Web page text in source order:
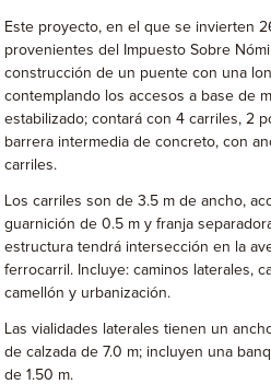
Este proyecto, en el que se invierten
provenientes del Impuesto Sobre
construcción de un puente con una
contemplando los accesos a base de
estabilizado; contará con 4 carriles, 2
barrera intermedia de concreto, con
carriles.
Los carriles son de 3.5 m de ancho,
guarnición de 0.5 m y franja
estructura tendrá intersección en la
ferrocarril. Incluye: caminos laterales,
camellón y urbanización.
Las vialidades laterales tienen un
de calzada de 7.0 m; incluyen una
de 1.50 m.